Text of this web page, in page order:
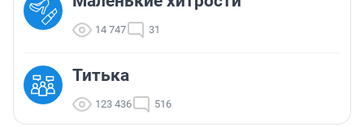
14 747 31
Титька
123 436 516